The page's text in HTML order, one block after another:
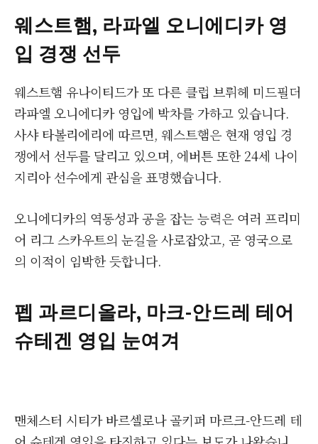
웨스트햄, 라파엘 오니에디카 영
입 경쟁 선두
웨스트햄 유나이티드가 또 다른 클럽 브뤼헤 미드필더
라파엘 오니에디카 영입에 박차를 가하고 있습니다.
사샤 타볼리에리에 따르면, 웨스트햄은 현재 영입 경
쟁에서 선두를 달리고 있으며, 에버튼 또한 24세 나이
지리아 선수에게 관심을 표명했습니다.
오니에디카의 역동성과 공을 잡는 능력은 여러 프리미
어 리그 스카우트의 눈길을 사로잡았고, 곧 영국으로
의 이적이 임박한 듯합니다.
펩 과르디올라, 마크-안드레 테어
슈테겐 영입 눈여겨
맨체스터 시티가 바르셀로나 골키퍼 마르크-안드레 테